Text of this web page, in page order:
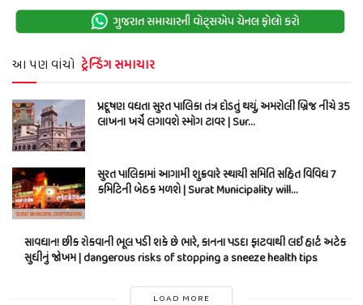
આ પણ વાંચો ટ્રેન્ડિંગ સમાચાર
પ્રદૂષણ વધતા સુરત પાલિકા તંત્ર દોડતું થયું, અમરોલી બ્રિજ નીચે 35
લાખના ખર્ચે લગાવશે સ્મોગ ટાવર | Sur…
સુરત પાલિકામાં આગામી શુક્રવારે સ્થાયી સમિતિ સહિત વિવિધ 7
કમિટિની બેઠક મળશે | Surat Municipality will…
સાવધાન! છીંક રોકવાની ભૂલ પડી શકે છે ભારે, કાનના પડદા ફાટવાથી લઈ હાર્ટ અટેક
સુધીનું જોખમ | dangerous risks of stopping a sneeze health tips
LOAD MORE